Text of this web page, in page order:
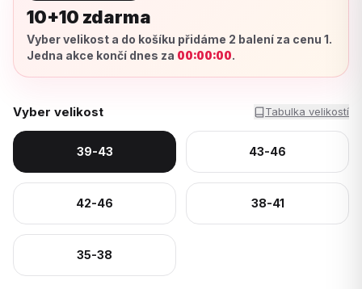
10+10 zdarma
Vyber velikost a do košíku přidáme 2 balení za cenu 1.
Jedna akce končí dnes za 00:00:00.
Vyber velikost Tabulka velikostí
39-43 43-46
42-46 38-41
35-38